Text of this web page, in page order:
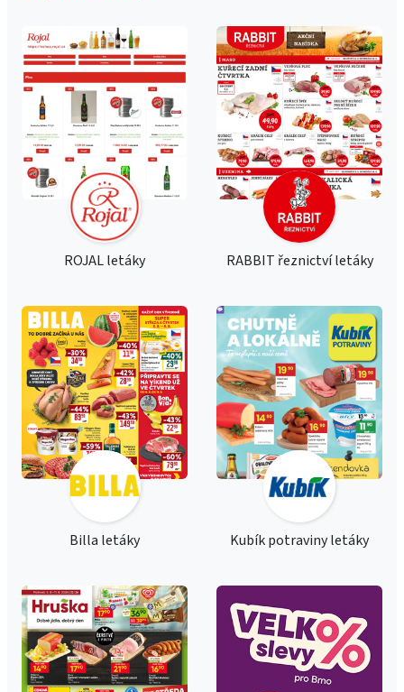
ROJAL letáky RABBIT řeznictví letáky
Billa letáky Kubík potraviny letáky